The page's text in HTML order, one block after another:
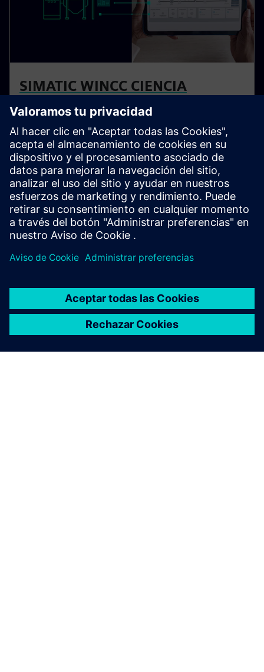
SIMATIC WINCC CIENCIA
UNIFICADA
WinCC Unified SIQENCE ofrece control de lotes y
recetas ISA‑88 para aplicaciones S7-1500, lo que
permite la edición gráfica de recetas, la supervisión del
tiempo de ejecución y la generación de informes de
lotes.